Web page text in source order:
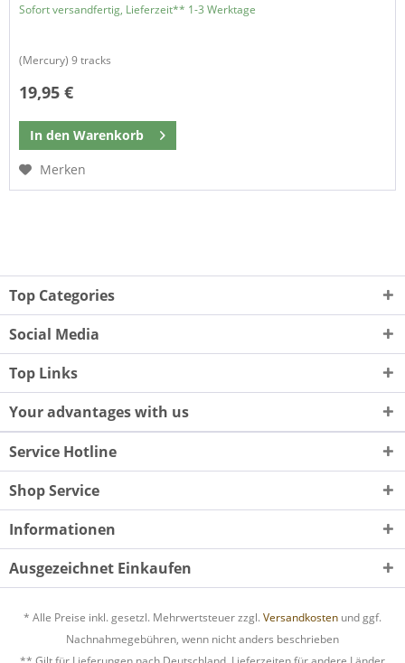
Sofort versandfertig, Lieferzeit** 1-3 Werktage
(Mercury) 9 tracks
19,95 €
In den Warenkorb
Merken
Top Categories
Social Media
Top Links
Your advantages with us
Service Hotline
Shop Service
Informationen
Ausgezeichnet Einkaufen
* Alle Preise inkl. gesetzl. Mehrwertsteuer zzgl. Versandkosten und ggf.
Nachnahmegebühren, wenn nicht anders beschrieben